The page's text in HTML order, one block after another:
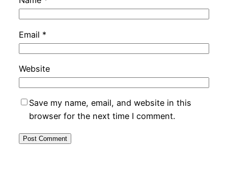
Email *
Website
Save my name, email, and website in this
browser for the next time I comment.